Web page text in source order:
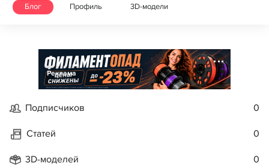
Блог Профиль 3D-модели
Реклама
Подписчиков 0
Статей 0
3D-моделей 0